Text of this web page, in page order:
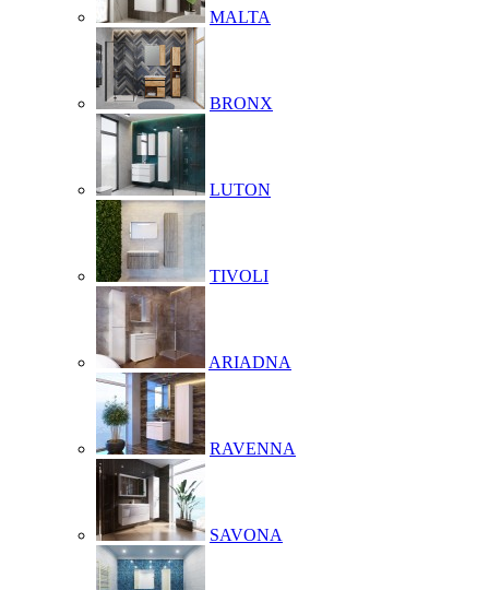
MALTA
BRONX
LUTON
TIVOLI
ARIADNA
RAVENNA
SAVONA